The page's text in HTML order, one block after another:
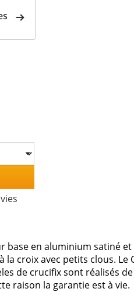
base en aluminium satiné et
la croix avec petits clous. Le
de crucifix sont réalisés de
raison la garantie est à vie.